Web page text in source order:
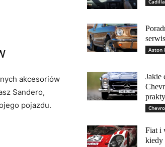
akcesoriów
Sandero,
pojazdu.
serwis
Aston
Jakie
Fiat i
kiedy